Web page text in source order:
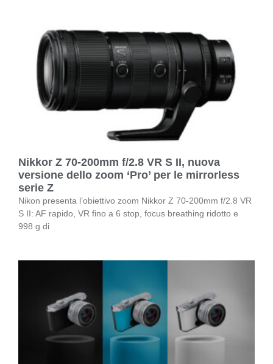
Nikkor Z 70-200mm f/2.8 VR S II, nuova
versione dello zoom ‘Pro’ per le mirrorless
serie Z
Nikon presenta l’obiettivo zoom Nikkor Z 70-200mm f/2.8 VR
S II: AF rapido, VR fino a 6 stop, focus breathing ridotto e
998 g di